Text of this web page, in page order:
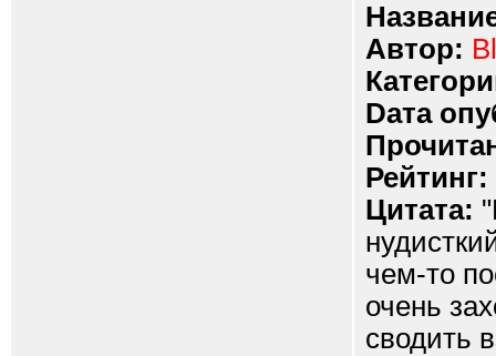
Автор:
Dата
Рейтинг:
Цитата:
чем-то
очень
сводить